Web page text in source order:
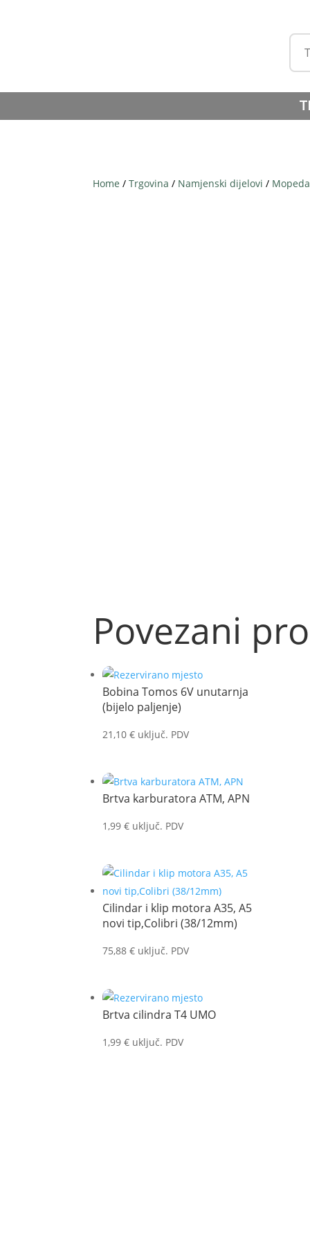
Home /Trgovina / Namjenski dijelovi /
Povezani
Bobina Tomos 6V unutarnja
(bijelo paljenje)
21,10€ uključ. PDV
Brtva karburatora ATM, APN
1,99€ uključ. PDV
Cilindar i klip motora A35, A5
novi tip,Colibri (38/12mm)
75,88€ uključ. PDV
Brtva cilindra T4 UMO
1,99€ uključ. PDV